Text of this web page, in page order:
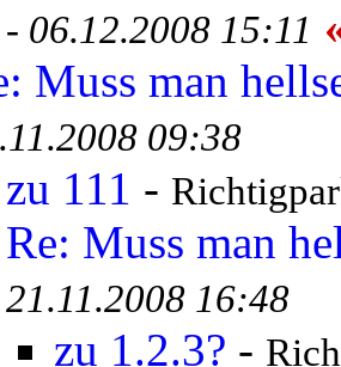
- 06.12.2008 15:11
Muss man
09:38
zu 111 -
Re: Muss man
21.11.2008 16:48
zu 1.2.3? -